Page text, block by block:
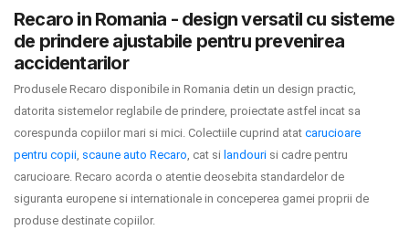
Politica de confidentialitate
Politica de utilizare cookie-uri
Politica de livrare si retur
Formular de retur
Garantia produselor
Recaro in Romania - design versatil cu sisteme
de prindere ajustabile pentru prevenirea
accidentarilor
Produsele Recaro disponibile in Romania detin un design practic,
datorita sistemelor reglabile de prindere, proiectate astfel incat sa
corespunda copiilor mari si mici. Colectiile cuprind atat carucioare
pentru copii, scaune auto Recaro, cat si landouri si cadre pentru
carucioare. Recaro acorda o atentie deosebita standardelor de
siguranta europene si internationale in conceperea gamei proprii de
produse destinate copiilor.